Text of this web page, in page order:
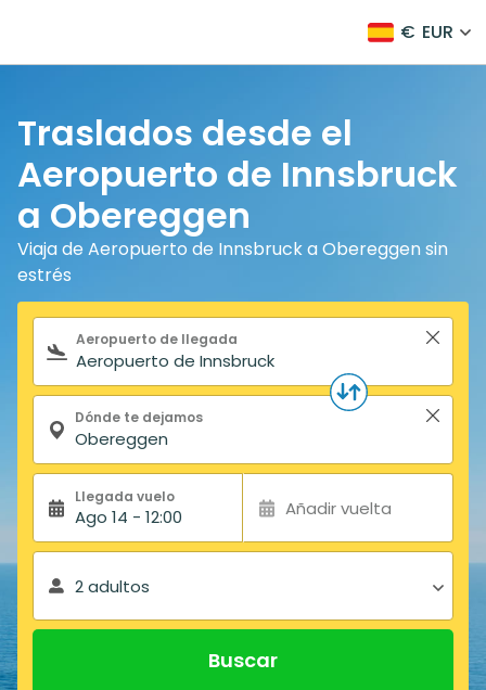
€ EUR
Traslados desde el
Aeropuerto de Innsbruck
a Obereggen
Viaja de Aeropuerto de Innsbruck a Obereggen sin
estrés
Formulario de búsqueda
Aeropuerto de llegada
Dónde te dejamos
Llegada vuelo
Ago 14 - 12:00 Añadir vuelta
2 adultos
Buscar